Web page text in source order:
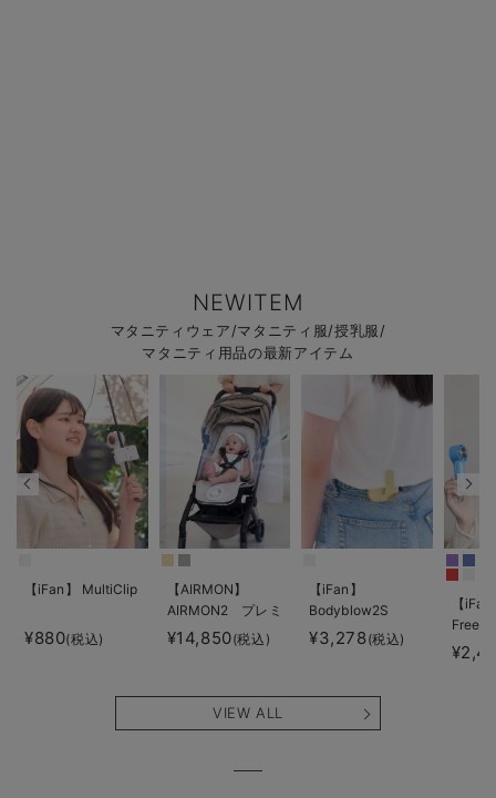
NEWITEM
マタニティウェア/マタニティ服/授乳服/
マタニティ用品の最新アイテム
【iFan】 MultiClip
¥880(税込)
【AIRMON】
AIRMON2 プレミ
アム
¥14,850(税込)
【iFan】
Bodyblow2S
¥3,278(税込)
【
Freeze
VIEW ALL